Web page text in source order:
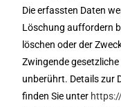
Die erfassten Daten
Löschung auffordern
löschen oder der
Zwingende
unberührt. Details zur
finden Sie unter